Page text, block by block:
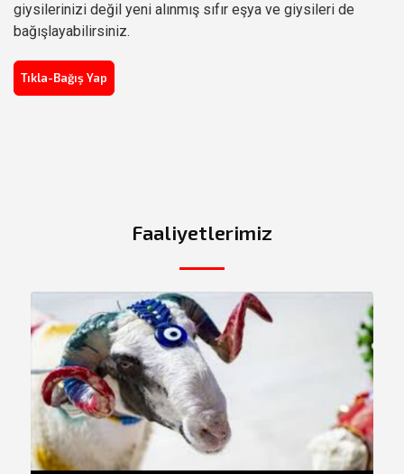
giysilerinizi değil yeni alınmış sıfır eşya ve giysileri de
bağışlayabilirsiniz.
Tıkla-Bağış Yap
Faaliyetlerimiz